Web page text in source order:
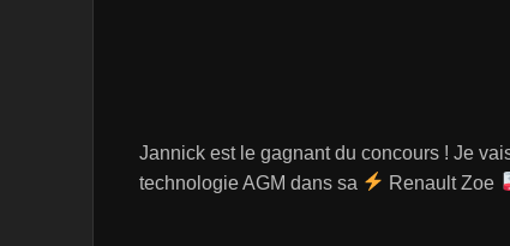
Jannick est le gagnant du concours ! Je
technologie AGM dans sa
Renault Zoe